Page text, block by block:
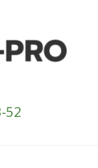
52